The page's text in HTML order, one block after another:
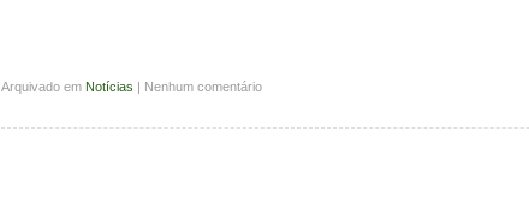
Arquivado em Notícias | Nenhum comentário